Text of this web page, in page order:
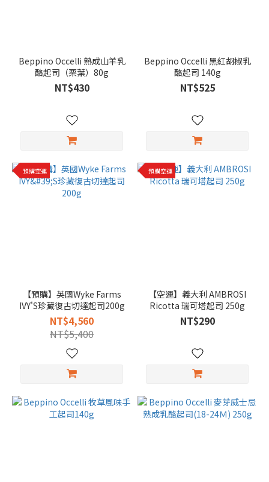
Beppino Occelli 熟成山羊乳
酪起司（栗葉）80g
NT$430
Beppino Occelli 黑紅胡椒乳
酪起司 140g
NT$525
預購空運
【預購】英國Wyke Farms
IVY'S珍藏復古切達起司200g
NT$4,560
NT$5,400
預購空運
【空運】義大利 AMBROSI
Ricotta 瑞可塔起司 250g
NT$290